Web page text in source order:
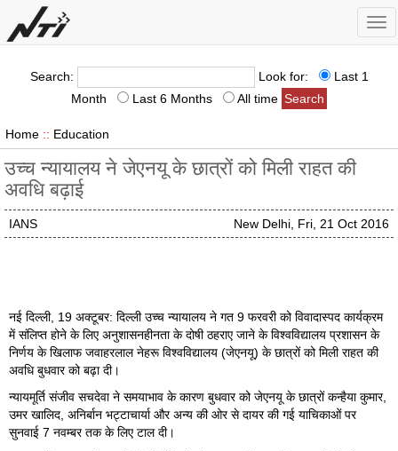
Search: Look for:
Last 1
Month
Last 6 Months All time
Home :: Education
उच्च न्यायालय ने जेएनयू के छात्रों को मिली राहत की
अवधि बढ़ाई
New Delhi, Fri, 21 Oct 2016
IANS
नई दिल्ली, 19 अक्टूबर: दिल्ली उच्च न्यायालय ने गत 9 फरवरी को विवादास्पद कार्यक्रम
में संलिप्त होने के लिए अनुशासनहीनता के दोषी ठहराए जाने के विश्वविद्यालय प्रशासन के
निर्णय के खिलाफ जवाहरलाल नेहरू विश्वविद्यालय (जेएनयू) के छात्रों को मिली राहत की
अवधि बुधवार को बढ़ा दी।
न्यायमूर्ति संजीव सचदेवा ने समयाभाव के कारण बुधवार को जेएनयू के छात्रों कन्हैया कुमार,
उमर खालिद, अनिर्बान भट्टाचार्या और अन्य की ओर से दायर की गई याचिकाओं पर
सुनवाई 7 नवम्बर तक के लिए टाल दी।